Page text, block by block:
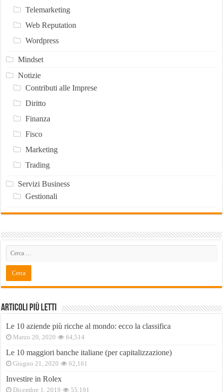
Telemarketing
Web Reputation
Wordpress
Mindset
Notizie
Contributi alle Imprese
Diritto
Finanza
Fisco
Marketing
Trading
Servizi Business
Gestionali
Articoli Più Letti
Le 10 aziende più ricche al mondo: ecco la classifica
Marzo 20, 2020 64,514
Le 10 maggiori banche italiane (per capitalizzazione)
Giugno 21, 2020 62,161
Investire in Rolex
Dicembre 1, 2019 55,191